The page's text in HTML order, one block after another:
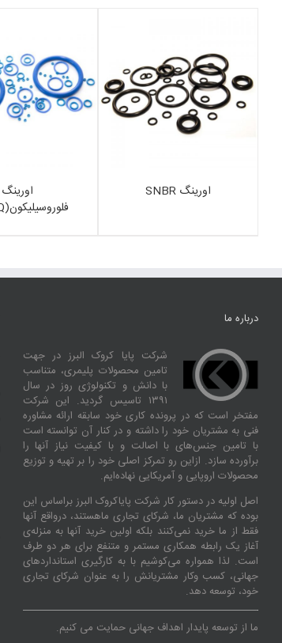
اورینگ SNBR
اورینگ
فلوروسیلیکون(FVMQ)
درباره ما
شرکت پایا کروک البرز در جهت
تامین محصولات پلیمری، متناسب
با دانش و تکنولوژی روز در سال
۱۳۹۱ تاسیس گردید. این شرکت
مفتخر است که در پرونده کاری خود سابقه ارائه مشاوره
فنی به مشتریان خود را داشته و در کنار آن توانسته‌ است
با تامین جنس‌های با اصالت و با کیفیت نیاز آنها را
برآورده سازد. ازاین‌ رو تمرکز اصلی خود را بر تهیه و توزیع
محصولات اروپایی و آمریکایی نهاده‌ایم.
اصل اولیه در دستور کار شرکت پایاکروک البرز براساس این
بوده که مشتریان ما، شرکای تجاری ماهستند، درواقع آنها
فقط از ما خرید نمی‌کنند بلکه اولین خرید آنها به منزله‌ی
آغاز یک رابطه همکاری مستمر و متنفع برای هر دو طرف
است. لذا همواره می‌کوشیم با به کارگیری استانداردهای
جهانی، کسب‌ و‌کار مشتریانش را به عنوان شرکای تجاری
خود، توسعه دهد.
ما از توسعه پایدار اهداف جهانی حمایت می کنیم.